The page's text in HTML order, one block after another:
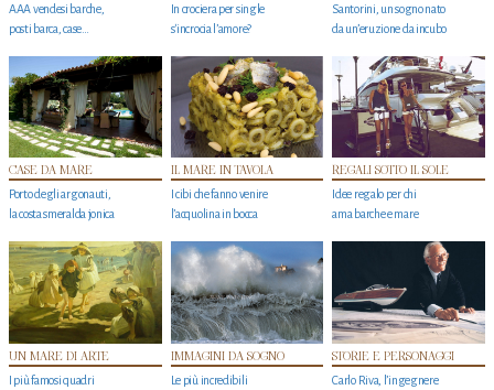
AAA vendesi barche,
posti barca, case…
In crociera per single
s'incrocia l’amore?
Santorini, un sogno nato
da un’eruzione da incubo
CASE DA MARE
Porto degli argonauti,
la costa smeralda jonica
IL MARE IN TAVOLA
I cibi che fanno venire
l’acquolina in bocca
REGALI SOTTO IL SOLE
Idee regalo per chi
ama barche e mare
UN MARE DI ARTE
I più famosi quadri
IMMAGINI DA SOGNO
Le più incredibili
STORIE E PERSONAGGI
Carlo Riva, l’ingegnere